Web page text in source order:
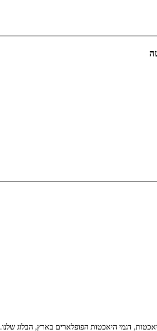
דגמי היאכטות הפופלארים בארץ, הבלוג שלנו.